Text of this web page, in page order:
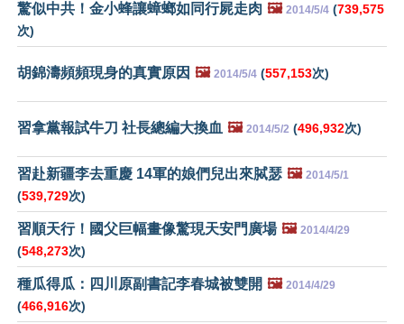
驚似中共！金小蜂讓蟑螂如同行屍走肉 🖼️ 2014/5/4 (739,575
次)
胡錦濤頻頻現身的真實原因 🖼️ 2014/5/4 (557,153次)
習拿黨報試牛刀 社長總編大換血 🖼️ 2014/5/2 (496,932次)
習赴新疆李去重慶 14軍的娘們兒出來脦瑟 🖼️ 2014/5/1
(539,729次)
習順天行！國父巨幅畫像驚現天安門廣場 🖼️ 2014/4/29
(548,273次)
種瓜得瓜：四川原副書記李春城被雙開 🖼️ 2014/4/29
(466,916次)